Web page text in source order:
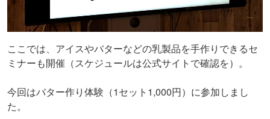
ここでは、アイスやバターなどの乳製品を手作りできるセ
ミナーも開催（スケジュールは公式サイトで確認を）。
今回はバター作り体験（1セット1,000円）に参加しまし
た。